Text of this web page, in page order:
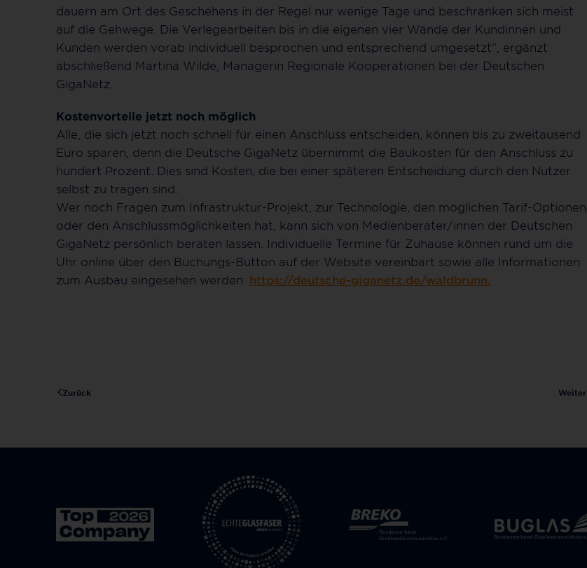
dauern am Ort des Geschehens in der Regel nur wenige Tage und beschränken sich meist
auf die Gehwege. Die Verlegearbeiten bis in die eigenen vier Wände der Kundinnen und
Kunden werden vorab individuell besprochen und entsprechend umgesetzt“, ergänzt
abschließend Martina Wilde, Managerin Regionale Kooperationen bei der Deutschen
GigaNetz.
Kostenvorteile jetzt noch möglich
Alle, die sich jetzt noch schnell für einen Anschluss entscheiden, können bis zu zweitausend
Euro sparen, denn die Deutsche GigaNetz übernimmt die Baukosten für den Anschluss zu
hundert Prozent. Dies sind Kosten, die bei einer späteren Entscheidung durch den Nutzer
selbst zu tragen sind.
Wer noch Fragen zum Infrastruktur-Projekt, zur Technologie, den möglichen Tarif-Optionen
oder den Anschlussmöglichkeiten hat, kann sich von Medienberater/innen der Deutschen
GigaNetz persönlich beraten lassen. Individuelle Termine für Zuhause können rund um die
Uhr online über den Buchungs-Button auf der Website vereinbart sowie alle Informationen
zum Ausbau eingesehen werden: https://deutsche-giganetz.de/waldbrunn.
Zurück Weiter